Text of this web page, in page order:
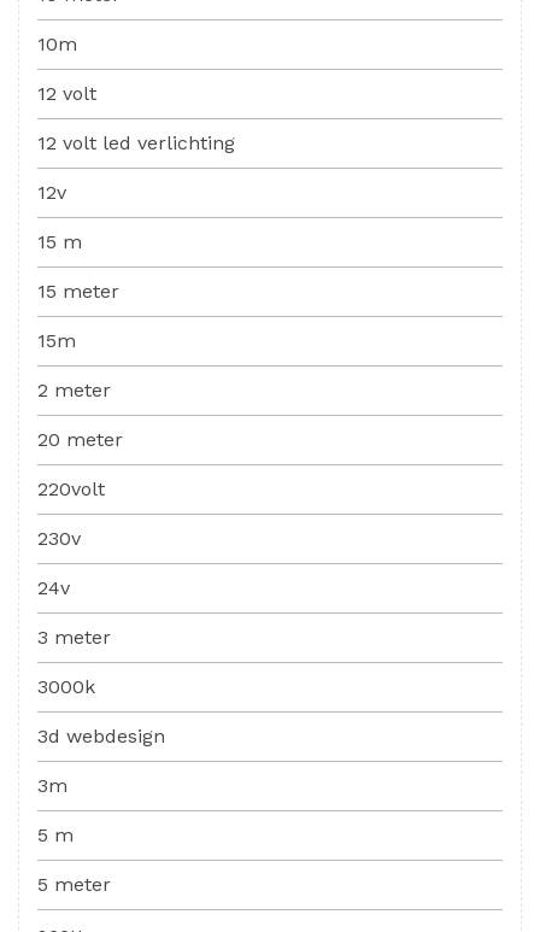
10m
12 volt
12 volt led verlichting
12v
15 m
15 meter
15m
2 meter
20 meter
220volt
230v
24v
3 meter
3000k
3d webdesign
3m
5 m
5 meter